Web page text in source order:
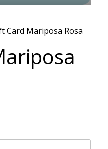
Card Mariposa Rosa